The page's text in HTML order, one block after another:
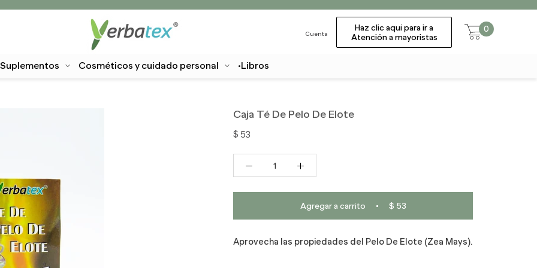
Suplementos Cosméticos y cuidado personal ·Libros
Cuenta
Haz clic aquí para ir a
Atención a mayoristas
0
Caja Té De Pelo De Elote
$ 53
Agregar a carrito $ 53
Aprovecha las propiedades del Pelo De Elote (Zea Mays).